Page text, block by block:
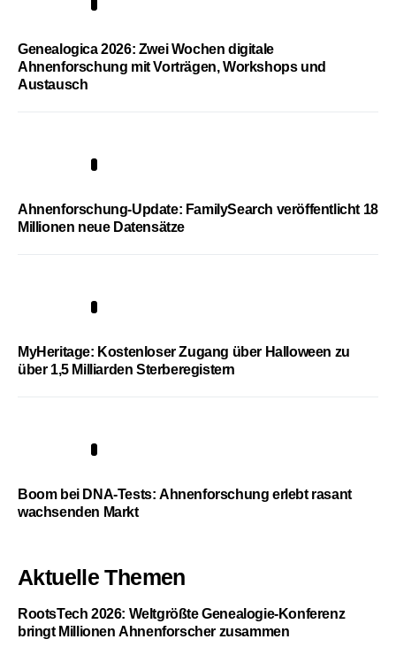
Genealogica 2026: Zwei Wochen digitale
Ahnenforschung mit Vorträgen, Workshops und
Austausch
Ahnenforschung-Update: FamilySearch veröffentlicht 18
Millionen neue Datensätze
MyHeritage: Kostenloser Zugang über Halloween zu
über 1,5 Milliarden Sterberegistern
Boom bei DNA-Tests: Ahnenforschung erlebt rasant
wachsenden Markt
Aktuelle Themen
RootsTech 2026: Weltgrößte Genealogie-Konferenz
bringt Millionen Ahnenforscher zusammen